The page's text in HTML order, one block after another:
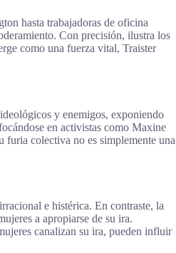
hasta trabajadoras de oficina
Con precisión, ilustra los
como una fuerza vital, Traister
y enemigos, exponiendo
en activistas como Maxine
furia colectiva no es simplemente una
e histérica. En contraste, la
a apropiarse de su ira.
canalizan su ira, pueden influir